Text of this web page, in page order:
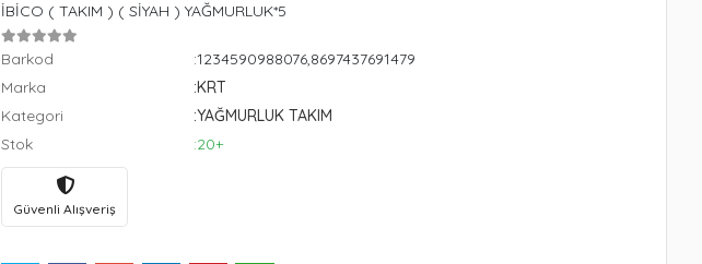
İBİCO ( TAKIM ) ( SİYAH ) YAĞMURLUK*5
Barkod
:1234590988076,8697437691479
Marka
:KRT
Kategori
:YAĞMURLUK TAKIM
Stok
:20+
Güvenli Alışveriş